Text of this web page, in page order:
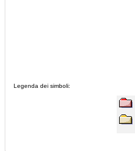
Legenda dei simboli: